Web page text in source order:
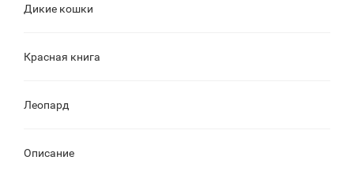
Дикие кошки
Красная книга
Леопард
Описание